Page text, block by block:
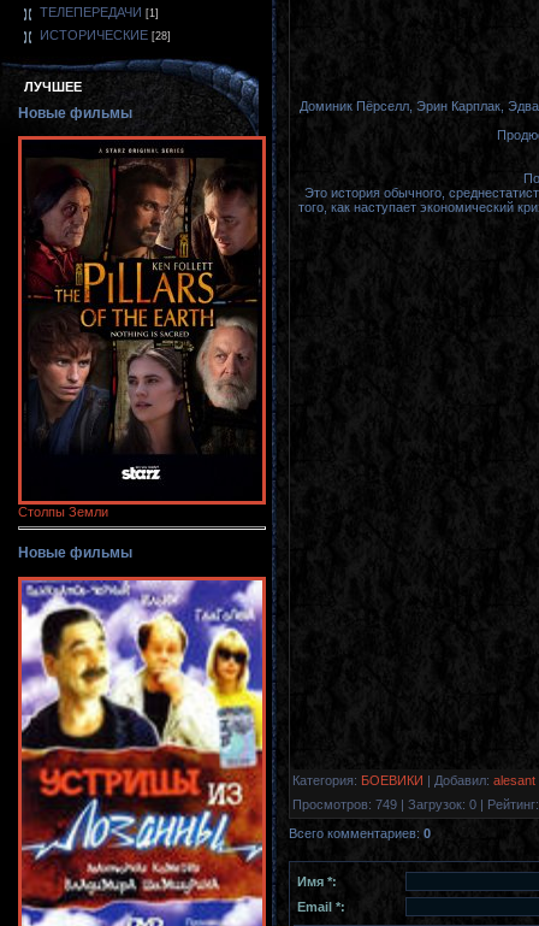
ТЕЛЕПЕРЕДАЧИ [1]
ИСТОРИЧЕСКИЕ [28]
ЛУЧШЕЕ
Новые фильмы
Столпы Земли
Новые фильмы
Доминик Пёрселл, Эрин Карплак,
Это история обычного,
того, как наступает экономический
Категория: БОЕВИКИ | Добавил: alesant
Просмотров: 749 | Загрузок: 0 | Рейтинг:
Всего комментариев: 0
Имя *:
Email *: